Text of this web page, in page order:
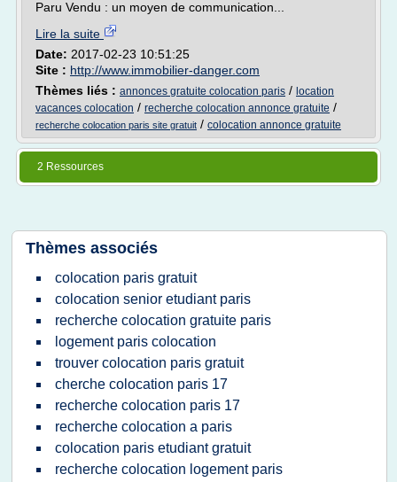
Paru Vendu : un moyen de communication...
Lire la suite
Date: 2017-02-23 10:51:25
Site : http://www.immobilier-danger.com
Thèmes liés : annonces gratuite colocation paris / location
vacances colocation / recherche colocation annonce gratuite /
recherche colocation paris site gratuit / colocation annonce gratuite
2 Ressources
Thèmes associés
colocation paris gratuit
colocation senior etudiant paris
recherche colocation gratuite paris
logement paris colocation
trouver colocation paris gratuit
cherche colocation paris 17
recherche colocation paris 17
recherche colocation a paris
colocation paris etudiant gratuit
recherche colocation logement paris